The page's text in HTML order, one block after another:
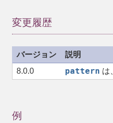
変更履歴
バージョン
説明
8.0.0
pattern は
例